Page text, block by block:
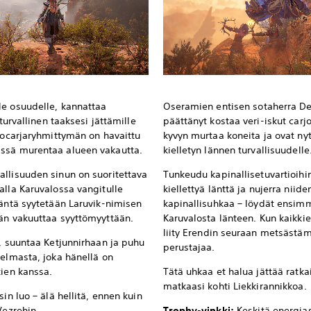
osuudelle, kannattaa
taaksesi jättämille
on havaittu
murentaa alueen vakautta.
sinun on suoritettava
Karuvalossa vangitulle
syytetään Laruvik-nimisen
vakuuttaa syyttömyyttään.
Ketjunnirhaan ja puhu
joka hänellä on
kanssa.
luo – älä hellitä, ennen kuin
Oseramien entisen sotaherra
päättänyt kostaa veri-iskut
kyvyn murtaa koneita ja ovat
kielletyn lännen
Tunkeudu
kiellettyä länttä ja nujerra
kapinallisuhkaa – löydät
Karuvalosta länteen. Kun
liity Erendin seuraan
perustajaa.
Tätä uhkaa et halua jättää
matkaasi kohti Liekkirannikkoa.